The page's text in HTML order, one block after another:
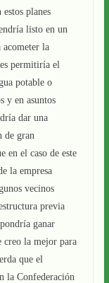
planes
listo en un
acometer la
permitiría el
potable o
y en asuntos
dar una
de gran
en el caso de este
la empresa
vecinos
previa
ganar
creo la mejor para
que el
la Confederación